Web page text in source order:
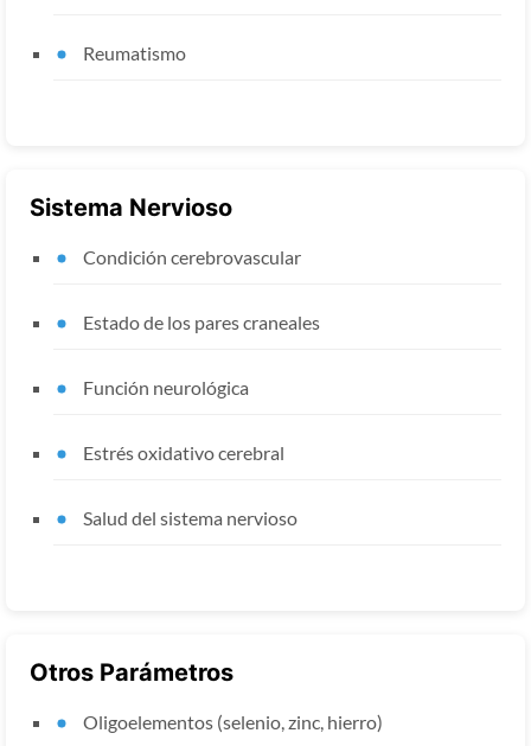
Reumatismo
Sistema Nervioso
Condición cerebrovascular
Estado de los pares craneales
Función neurológica
Estrés oxidativo cerebral
Salud del sistema nervioso
Otros Parámetros
Oligoelementos (selenio, zinc, hierro)